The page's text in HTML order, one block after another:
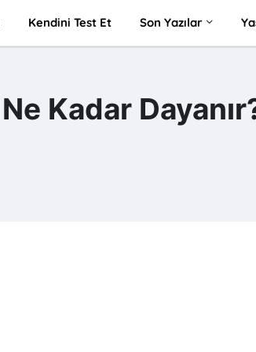
Kendini Test Et Son Yazılar
Kadar